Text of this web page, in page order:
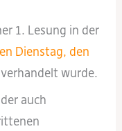
1. Lesung in der
Dienstag, den
wurde.
auch